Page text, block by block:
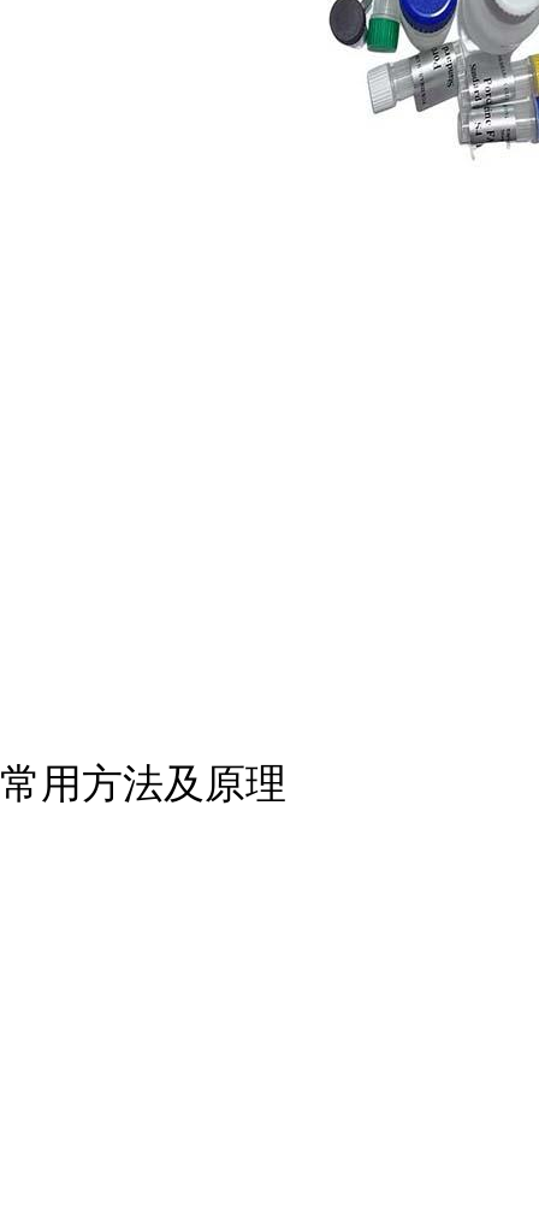
常用方法及原理